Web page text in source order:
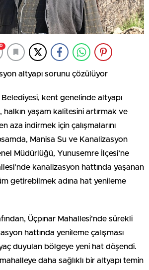
0
altyapı sorunu çözülüyor
kent genelinde altyapı
halkın yaşam kalitesini artırmak ve
aza indirmek için çalışmalarını
Manisa Su ve Kanalizasyon
Müdürlüğü, Yunusemre İlçesi’ne
kanalizasyon hattında yaşanan
getirebilmek adına hat yenileme
Üçpınar Mahallesi’nde sürekli
hattında yenileme çalışması
duyulan bölgeye yeni hat döşendi.
daha sağlıklı bir altyapı temin